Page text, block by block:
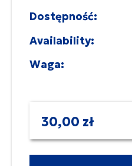
Dostępność:
Availability:
Waga:
30,00 zł